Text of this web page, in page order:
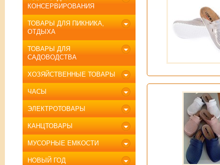
КОНСЕРВИРОВАНИЯ
ТОВАРЫ ДЛЯ ПИКНИКА,
ОТДЫХА
ТОВАРЫ ДЛЯ
САДОВОДСТВА
ХОЗЯЙСТВЕННЫЕ ТОВАРЫ
ЧАСЫ
ЭЛЕКТРОТОВАРЫ
КАНЦТОВАРЫ
МУСОРНЫЕ ЕМКОСТИ
НОВЫЙ ГОД